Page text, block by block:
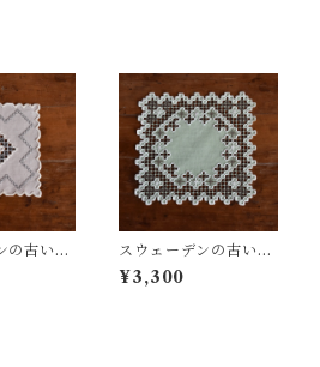
の古いハ
ロス (ラ
スウェーデンの古いハ
ーダンガークロス (グ
リーン) ⑪
¥3,300